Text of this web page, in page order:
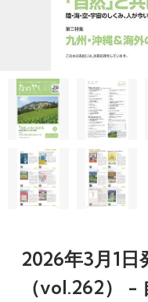
2026年3月1
（vol.262） -